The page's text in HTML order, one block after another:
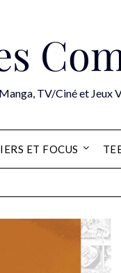
TV/Ciné et Jeux
ET FOCUS